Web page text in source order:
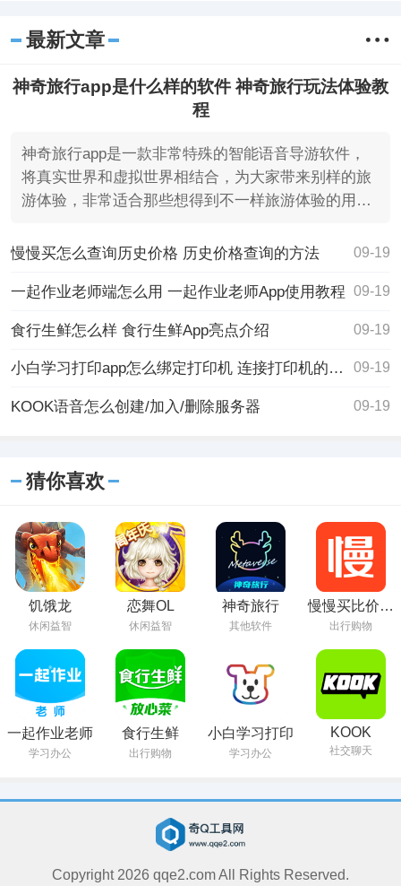
最新文章
神奇旅行app是什么样的软件 神奇旅行玩法体验教
程
神奇旅行app是一款非常特殊的智能语音导游软件，
将真实世界和虚拟世界相结合，为大家带来别样的旅
游体验，非常适合那些想得到不一样旅游体验的用
慢慢买怎么查询历史价格 历史价格查询的方法 09-19
一起作业老师端怎么用 一起作业老师App使用教程 09-19
食行生鲜怎么样 食行生鲜App亮点介绍 09-19
小白学习打印app怎么绑定打印机 连接打印机的方法 09-19
KOOK语音怎么创建/加入/删除服务器 09-19
猜你喜欢
饥饿龙
休闲益智
恋舞OL
休闲益智
神奇旅行
其他软件
慢慢买比价购
物助手
出行购物
一起作业老师
学习办公
食行生鲜
出行购物
小白学习打印
学习办公
KOOK
社交聊天
Copyright 2026 qqe2.com All Rights Reserved.